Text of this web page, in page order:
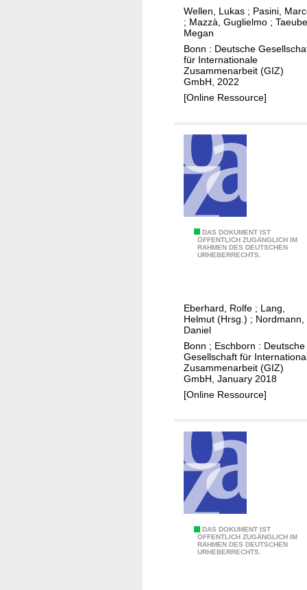
o
d
s
i
n
d
i
p
a
e
m
t
t
i
n
g
s
s
t
o
f
i
n
f
o
r
y
i
n
d
i
s
p
e
m
e
n
Wellen, Lukas ; Pasini,
; Mazzà, Guglielmo ;
Megan
Bonn : Deutsche
für Internationale
Zusammenarbeit (GIZ)
GmbH, 2022
[Online Ressource]
DAS DOKUMENT IST
ÖFFENTLICH ZUGÄNGLICH IM
RAHMEN DES DEUTSCHEN
URHEBERRECHTS.
s
t
o
w
a
t
n
d
s
a
Eberhard, Rolfe ; Lang,
Helmut (Hrsg.) ; Nordmann,
Daniel
Bonn ; Eschborn : Deutsche
Gesellschaft für
Zusammenarbeit (GIZ)
GmbH, January 2018
[Online Ressource]
DAS DOKUMENT IST
ÖFFENTLICH ZUGÄNGLICH IM
RAHMEN DES DEUTSCHEN
URHEBERRECHTS.